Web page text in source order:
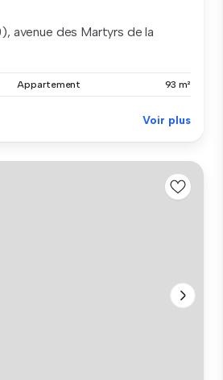
avenue des Martyrs de la
Appartement 93 m²
Voir plus